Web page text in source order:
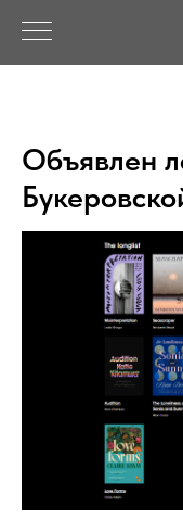
Объявлен